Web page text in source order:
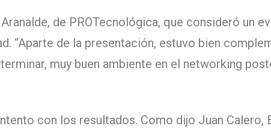
de PROTecnológica, que consideró un
“Aparte de la presentación, estuvo bien
muy buen ambiente en el networking
con los resultados. Como dijo Juan Calero,